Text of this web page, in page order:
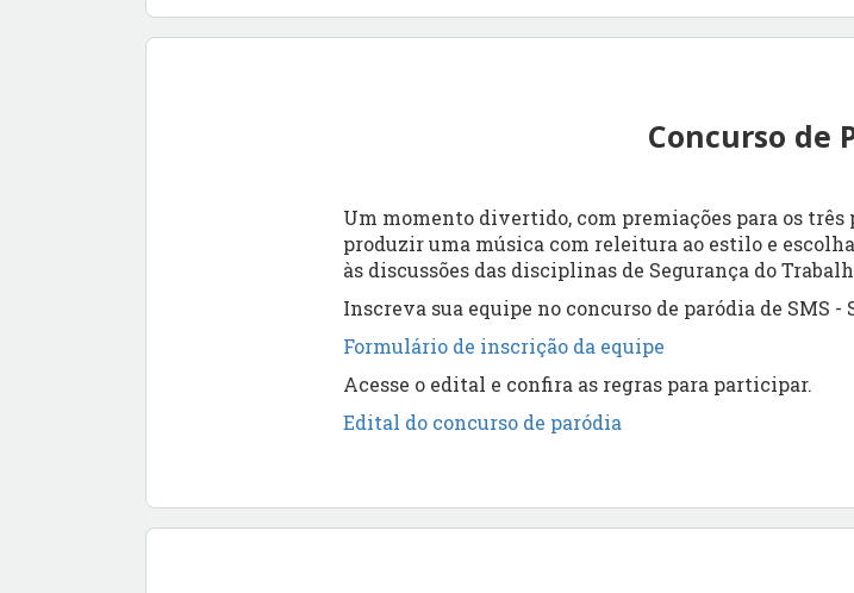
Concurso de
Um momento divertido, com premiações para os
produzir uma música com releitura ao estilo e
às discussões das disciplinas de Segurança do
Inscreva sua equipe no concurso de paródia de SMS -
Formulário de inscrição da equipe
Acesse o edital e confira as regras para participar.
Edital do concurso de paródia